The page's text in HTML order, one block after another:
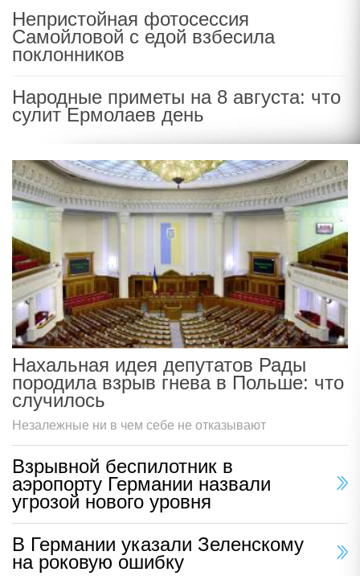
Непристойная фотосессия
Самойловой с едой взбесила
поклонников
Народные приметы на 8 августа: что
сулит Ермолаев день
Нахальная идея депутатов Рады
породила взрыв гнева в Польше: что
случилось
Незалежные ни в чем себе не отказывают
Взрывной беспилотник в
аэропорту Германии назвали
угрозой нового уровня
В Германии указали Зеленскому
на роковую ошибку